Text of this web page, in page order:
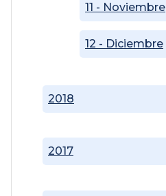
2017
2018
11 - Noviembre
12 - Diciembre